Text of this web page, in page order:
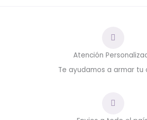
Atención
Te ayudamos a armar tu